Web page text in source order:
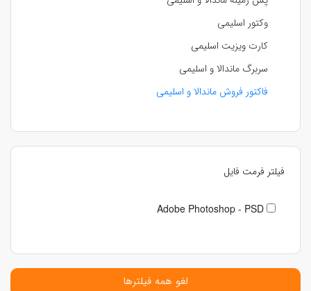
وکتور اسلیمی
کارت ویزیت اسلیمی
سربرگ ماندالا و اسلیمی
فاکتور فروش ماندالا و اسلیمی
فیلتر فرمت فایل
Adobe Photoshop - PSD
لغو همه فیلترها